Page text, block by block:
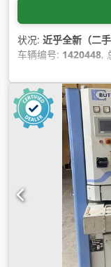
状况: 近乎全新（二手
车辆编号: 1420448,
流:23 A, 输入电流